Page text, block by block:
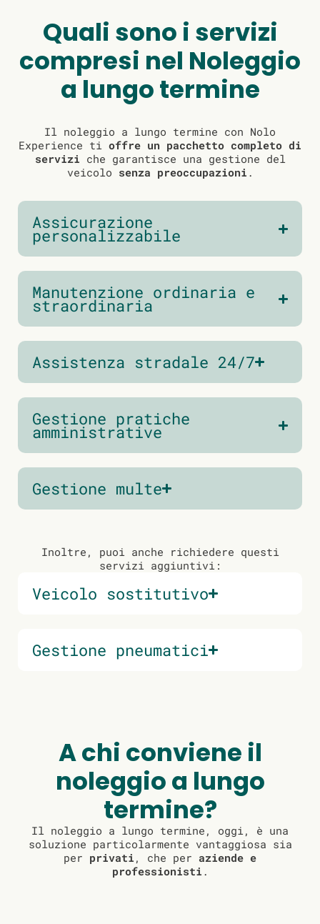
Quali sono i servizi
compresi nel Noleggio
a lungo termine
Il noleggio a lungo termine con Nolo
Experience ti offre un pacchetto completo di
servizi che garantisce una gestione del
veicolo senza preoccupazioni .
Assicurazione
personalizzabile
Manutenzione ordinaria e
straordinaria
Assistenza stradale 24/7
Gestione pratiche
amministrative
Gestione multe
Inoltre, puoi anche richiedere questi
servizi aggiuntivi:
Veicolo sostitutivo
Gestione pneumatici
A chi conviene il
noleggio a lungo
termine?
Il noleggio a lungo termine, oggi, è una
soluzione particolarmente vantaggiosa sia
per privati , che per aziende e
professionisti .